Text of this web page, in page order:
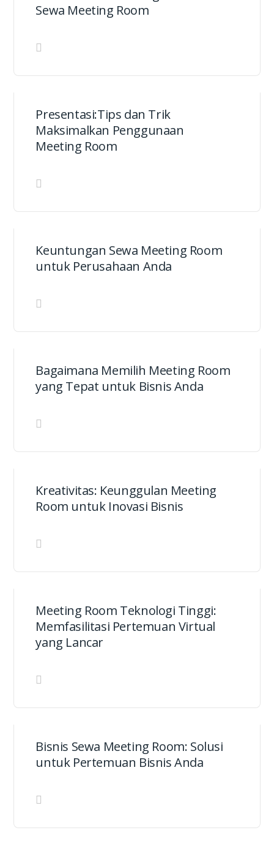
Sewa Meeting Room
Presentasi:Tips dan Trik
Maksimalkan Penggunaan
Meeting Room
Keuntungan Sewa Meeting Room
untuk Perusahaan Anda
Bagaimana Memilih Meeting Room
yang Tepat untuk Bisnis Anda
Kreativitas: Keunggulan Meeting
Room untuk Inovasi Bisnis
Meeting Room Teknologi Tinggi:
Memfasilitasi Pertemuan Virtual
yang Lancar
Bisnis Sewa Meeting Room: Solusi
untuk Pertemuan Bisnis Anda